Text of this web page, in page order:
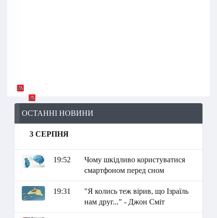
ОСТАННІ НОВИНИ
3 СЕРПНЯ
19:52
Чому шкідливо користуватися
смартфоном перед сном
19:31
"Я колись теж вірив, що Ізраїль
нам друг..." - Джон Сміт